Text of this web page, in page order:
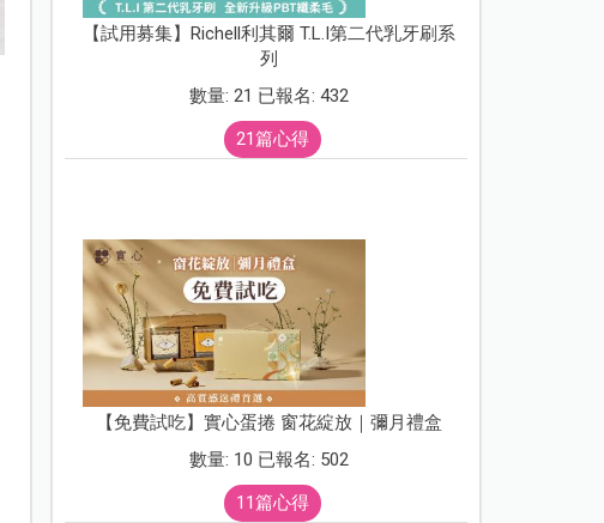
【試用募集】Richell利其爾 T.L.I第二代乳牙刷系
列
數量: 21 已報名: 432
21篇心得
【免費試吃】實心蛋捲 窗花綻放｜彌月禮盒
數量: 10 已報名: 502
11篇心得